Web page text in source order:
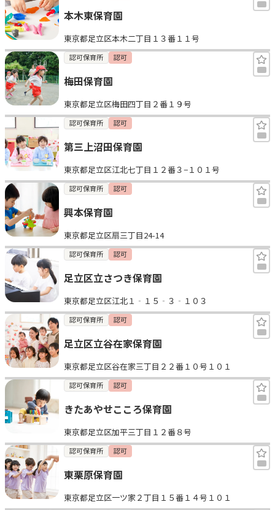
本木東保育園
東京都足立区本木二丁目１３番１１号
認可保育所 認可
梅田保育園
東京都足立区梅田四丁目２番１９号
認可保育所 認可
第三上沼田保育園
東京都足立区江北七丁目１２番３−１０１号
認可保育所 認可
興本保育園
東京都足立区扇三丁目24-14
認可保育所 認可
足立区立さつき保育園
東京都足立区江北１‐１５‐３‐１０３
認可保育所 認可
足立区立谷在家保育園
東京都足立区谷在家三丁目２２番１０号１０１
認可保育所 認可
きたあやせこころ保育園
東京都足立区加平三丁目１２番８号
認可保育所 認可
東栗原保育園
東京都足立区一ツ家２丁目１５番１４号１０１